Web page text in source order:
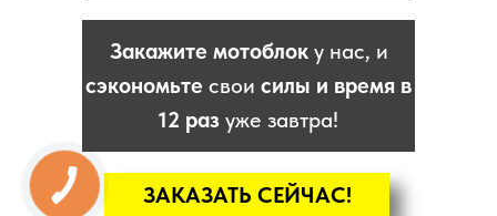
ЗАКАЗАТЬ СЕЙЧАС!
Закажите мотоблоку нас, и
сэкономьте свои силы и время в
12 раз уже завтра!